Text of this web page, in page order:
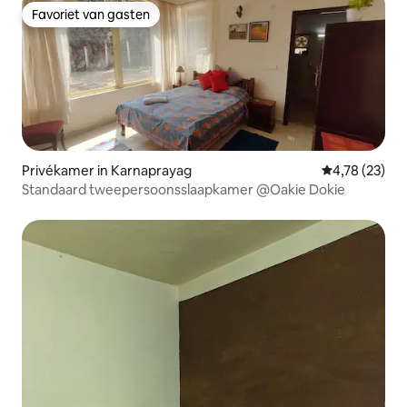
Favoriet van gasten
Favoriet van gasten
Privékamer in Karnaprayag Gemiddelde
4,78 (23)
Standaard tweepersoonsslaapkamer @Oakie Dokie